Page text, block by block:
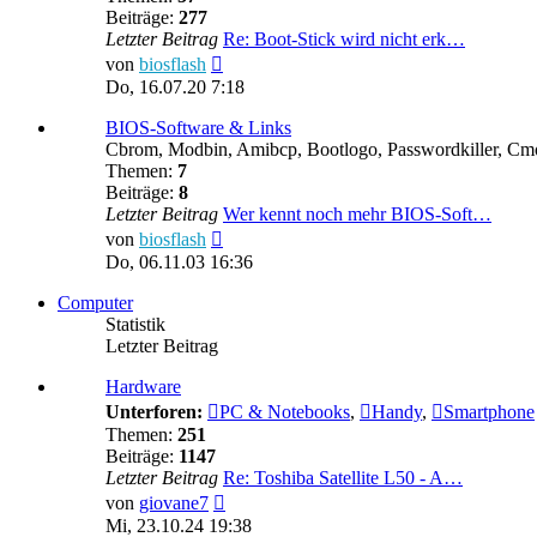
Beiträge: 277
Letzter Beitrag Re: Boot-Stick wird nicht erk…
von biosflash
Beitrag
Do, 16.07.20 7:18
BIOS-Software & Links
Cbrom, Modbin, Amibcp, Bootlogo, Passwordkiller,
Themen: 7
Beiträge: 8
Letzter Beitrag Wer kennt noch mehr BIOS-Soft…
von biosflash
Beitrag
Do, 06.11.03 16:36
Computer
Statistik
Letzter Beitrag
Hardware
Unterforen:
PC & Notebooks, Handy,
Smartphone
Themen: 251
Beiträge: 1147
Letzter Beitrag Re: Toshiba Satellite L50 - A…
von giovane7
Beitrag
Mi, 23.10.24 19:38